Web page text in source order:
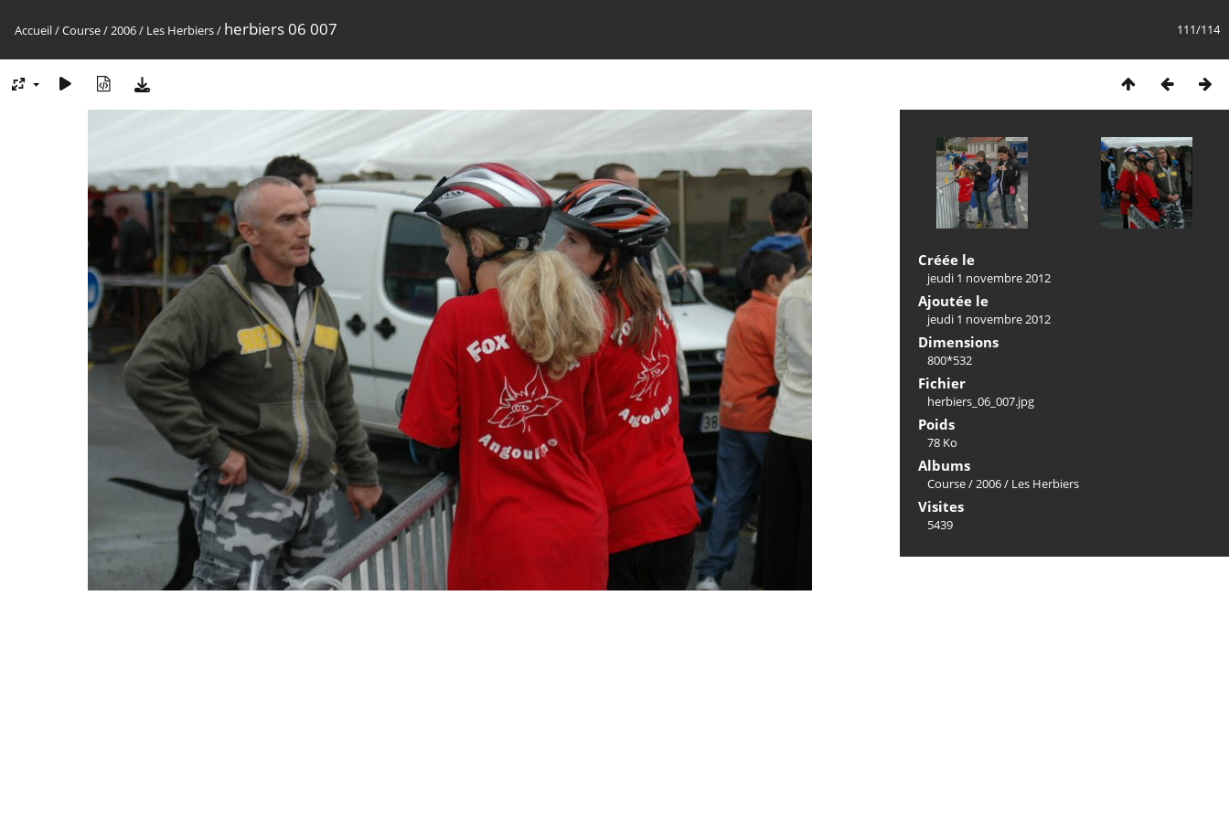
111/114
Accueil/Course/2006/ Les Herbiers/ herbiers 06 007
Créée le
jeudi 1 novembre 2012
Ajoutée le
jeudi 1 novembre 2012
Dimensions
800*532
Fichier
herbiers_06_007.jpg
Poids
78 Ko
Albums
Course/2006/ Les Herbiers
Visites
5439